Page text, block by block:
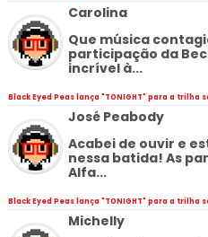
Carolina
Que música
participação da
incrível à...
Black Eyed Peas lança "TONIGHT" para a trilha
José Peabody
Acabei de ouvir e
nessa batida! As
Alfa...
Black Eyed Peas lança "TONIGHT" para a trilha
Michelly